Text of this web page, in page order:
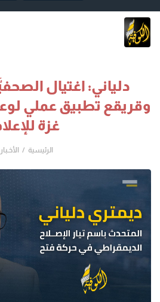
دلياني: اغتيال
وقريقع تطبيق عملي
غزة
الرئيسية الأخـبار